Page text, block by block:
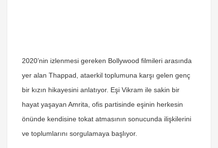
2020’nin izlenmesi gereken Bollywood filmileri arasında
yer alan Thappad, ataerkil toplumuna karşı gelen genç
bir kızın hikayesini anlatıyor. Eşi Vikram ile sakin bir
hayat yaşayan Amrita, ofis partisinde eşinin herkesin
önünde kendisine tokat atmasının sonucunda ilişkilerini
ve toplumlarını sorgulamaya başlıyor.